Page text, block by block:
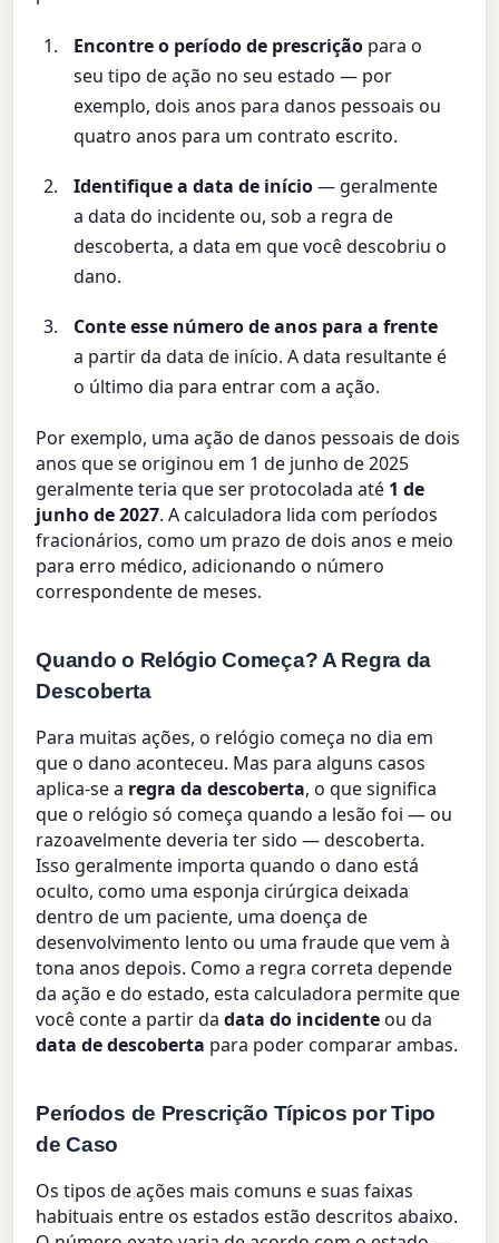
Encontre o período de prescrição para o
seu tipo de ação no seu estado — por
exemplo, dois anos para danos pessoais ou
quatro anos para um contrato escrito.
Identifique a data de início— geralmente
a data do incidente ou, sob a regra de
descoberta, a data em que você descobriu o
dano.
Conte esse número de anos para a frente
a partir da data de início. A data resultante é
o último dia para entrar com a ação.
Por exemplo, uma ação de danos pessoais de dois
anos que se originou em 1 de junho de 2025
geralmente teria que ser protocolada até 1 de
junho de 2027. A calculadora lida com períodos
fracionários, como um prazo de dois anos e meio
para erro médico, adicionando o número
correspondente de meses.
Quando o Relógio Começa? A Regra da
Descoberta
Para muitas ações, o relógio começa no dia em
que o dano aconteceu. Mas para alguns casos
aplica-se a regra da descoberta, o que significa
que o relógio só começa quando a lesão foi — ou
razoavelmente deveria ter sido — descoberta.
Isso geralmente importa quando o dano está
oculto, como uma esponja cirúrgica deixada
dentro de um paciente, uma doença de
desenvolvimento lento ou uma fraude que vem à
tona anos depois. Como a regra correta depende
da ação e do estado, esta calculadora permite que
você conte a partir dadata do incidenteou da
data de descoberta para poder comparar ambas.
Períodos de Prescrição Típicos por Tipo
de Caso
Os tipos de ações mais comuns e suas faixas
habituais entre os estados estão descritos abaixo.